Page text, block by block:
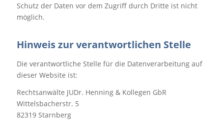
Schutz der Daten vor dem Zugriff durch Dritte ist nicht
möglich.
Hinweis zur verantwortlichen Stelle
Die verantwortliche Stelle für die Datenverarbeitung auf
dieser Website ist:
Rechtsanwälte JUDr. Henning & Kollegen GbR
Wittelsbacherstr. 5
82319 Starnberg